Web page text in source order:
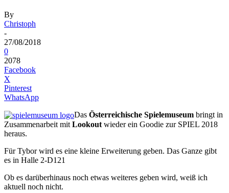
By
Christoph
-
27/08/2018
0
2078
Facebook
X
Pinterest
WhatsApp
Das Österreichische Spielemuseum bringt in
Zusammenarbeit mit Lookout wieder ein Goodie zur SPIEL 2018
heraus.
Für Tybor wird es eine kleine Erweiterung geben. Das Ganze gibt
es in Halle 2-D121
Ob es darüberhinaus noch etwas weiteres geben wird, weiß ich
aktuell noch nicht.